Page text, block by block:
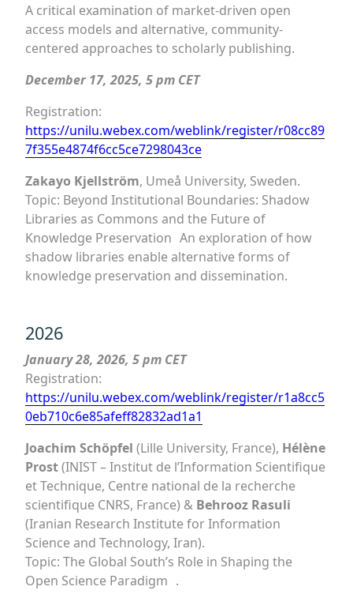
A critical examination of market-driven open
access models and alternative, community-
centered approaches to scholarly publishing.
December 17, 2025, 5 pm CET
Registration:
https://unilu.webex.com/weblink/register/r08cc89
7f355e4874f6cc5ce7298043ce
Zakayo Kjellström, Umeå University, Sweden.
Topic: Beyond Institutional Boundaries: Shadow
Libraries as Commons and the Future of
Knowledge Preservation An exploration of how
shadow libraries enable alternative forms of
knowledge preservation and dissemination.
2026
January 28, 2026, 5 pm CET
Registration:
https://unilu.webex.com/weblink/register/r1a8cc5
0eb710c6e85afeff82832ad1a1
Joachim Schöpfel (Lille University, France), Hélène
Prost(INIST – Institut de l’Information Scientifique
et Technique, Centre national de la recherche
scientifique CNRS, France) & Behrooz Rasuli
(Iranian Research Institute for Information
Science and Technology, Iran).
Topic: The Global South’s Role in Shaping the
Open Science Paradigm .